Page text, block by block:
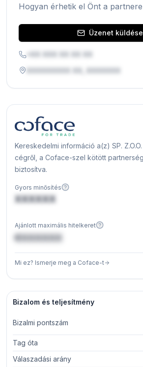
Hogyan érhetik el Önt a
Üzenet küldése
Kereskedelmi információ a(z) SP. Z.O.O.
cégről, a Coface-szel kötött
biztosítva.
Gyors minősítés
XXXXXX
Ajánlott maximális hitelkeret
€XXXXXX
Mi ez? Ismerje meg a Coface-t
Bizalom és teljesítmény
Bizalmi pontszám
Tag óta
Válaszadási arány